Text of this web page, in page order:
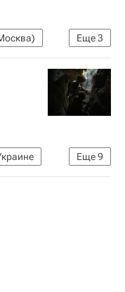
Еще3
КХЛ
Еще9